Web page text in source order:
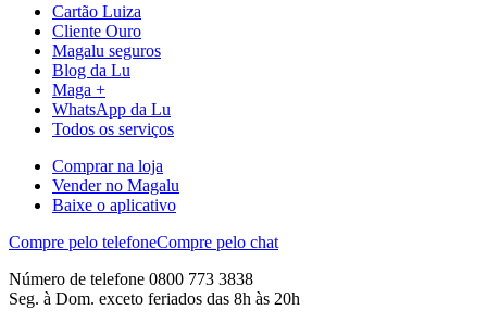
Cartão Luiza
Cliente Ouro
Magalu seguros
Blog da Lu
Maga +
WhatsApp da Lu
Todos os serviços
Comprar na loja
Vender no Magalu
Baixe o aplicativo
Compre pelo telefoneCompre pelo chat
Número de telefone 0800 773 3838
Seg. à Dom. exceto feriados das 8h às 20h